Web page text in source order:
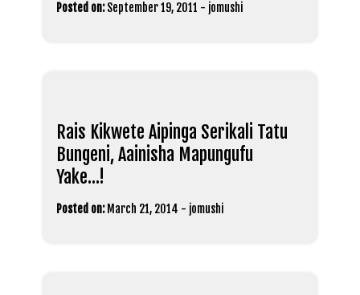
Posted on: September 19, 2011 - jomushi
Rais Kikwete Aipinga Serikali Tatu
Bungeni, Aainisha Mapungufu
Yake…!
Posted on: March 21, 2014 - jomushi